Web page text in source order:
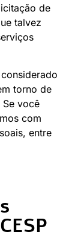
de
talvez
torno de
você
com
entre